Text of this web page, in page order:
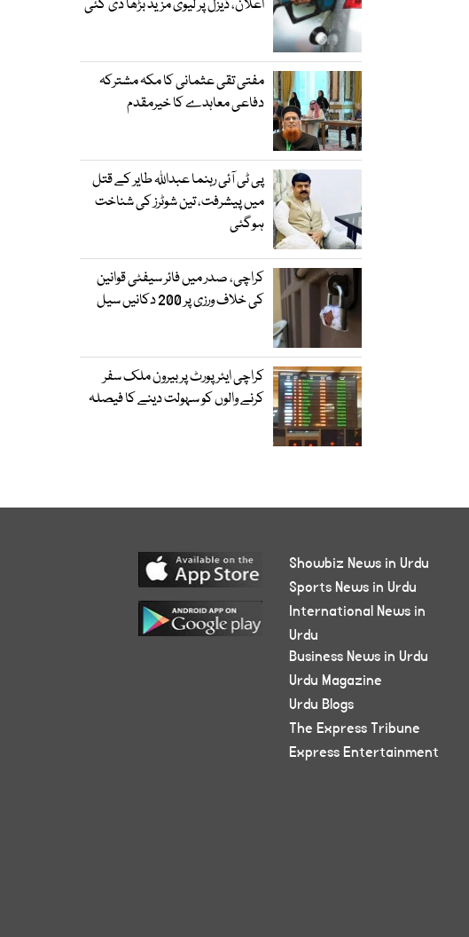
اعلان، ڈیزل پر لیوی مزید بڑھا دی گئی
مفتی تقی عثمانی کا مکہ مشترکہ
دفاعی معاہدے کا خیرمقدم
پی ٹی آئی رہنما عبداللہ طایر کے قتل
میں پیشرفت، تین شوٹرز کی شناخت
ہوگئی
کراچی، صدر میں فائر سیفٹی قوانین
کی خلاف ورزی پر 200 دکانیں سیل
کراچی ایئرپورٹ پر بیرون ملک سفر
کرنے والوں کو سہولت دینے کا فیصلہ
Showbiz News in Urdu
Sports News in Urdu
International News in
Urdu
Business News in Urdu
Urdu Magazine
Urdu Blogs
The Express Tribune
Express Entertainment